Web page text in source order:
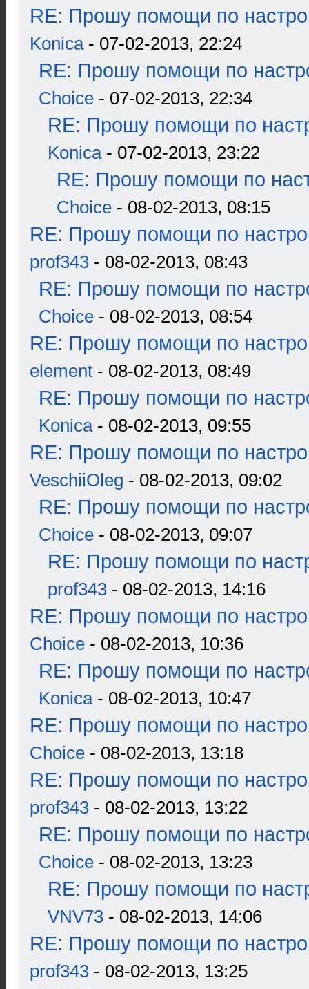
RE: Прошу помощи по
Konica- 07-02-2013, 22:24
RE: Прошу помощи по
Choice - 07-02-2013, 22:34
RE: Прошу помощи по
Konica- 07-02-2013, 23:22
RE: Прошу помощи по
Choice - 08-02-2013, 08:15
RE: Прошу помощи по
prof343 - 08-02-2013, 08:43
RE: Прошу помощи по
Choice - 08-02-2013, 08:54
RE: Прошу помощи по
element - 08-02-2013, 08:49
RE: Прошу помощи по
Konica- 08-02-2013, 09:55
RE: Прошу помощи по
VeschiiOleg - 08-02-2013, 09:02
RE: Прошу помощи по
Choice - 08-02-2013, 09:07
RE: Прошу помощи по
prof343 - 08-02-2013, 14:16
RE: Прошу помощи по
Choice - 08-02-2013, 10:36
RE: Прошу помощи по
Konica- 08-02-2013, 10:47
RE: Прошу помощи по
Choice - 08-02-2013, 13:18
RE: Прошу помощи по
prof343 - 08-02-2013, 13:22
RE: Прошу помощи по
Choice - 08-02-2013, 13:23
RE: Прошу помощи по
VNV73 - 08-02-2013, 14:06
RE: Прошу помощи по
prof343 - 08-02-2013, 13:25